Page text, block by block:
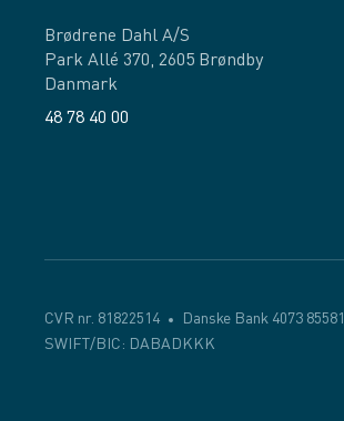
Brødrene Dahl A/S
Park Allé 370, 2605 Brøndby
Danmark
48 78 40 00
CVR nr. 81822514 Danske Bank 4073
SWIFT/BIC: DABADKKK